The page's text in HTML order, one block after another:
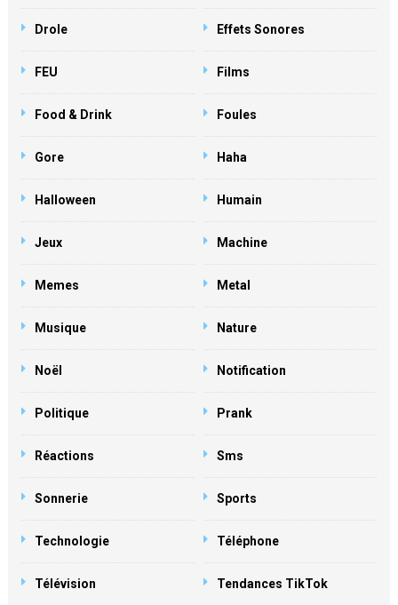
Drole Effets Sonores
FEU Films
Food & Drink Foules
Gore Haha
Halloween Humain
Jeux Machine
Memes Metal
Musique Nature
Noël Notification
Politique Prank
Réactions Sms
Sonnerie Sports
Technologie Téléphone
Télévision Tendances TikTok